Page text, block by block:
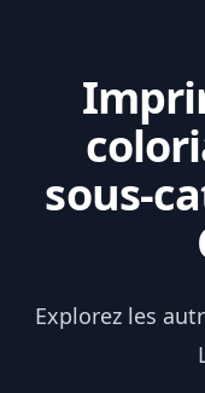
sous-
Explorez les